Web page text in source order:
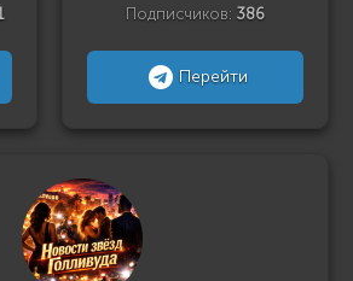
Подписчиков: 386
Перейти